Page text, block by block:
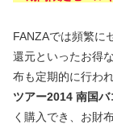
FANZAでは頻繁に
還元といったお得
布も定期的に行わ
ツアー2014 南国バ
く購入でき、お財